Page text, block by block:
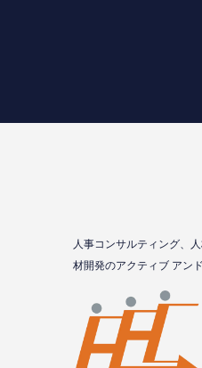
⼈事コンサルティング、
材開発のアクティブ アン